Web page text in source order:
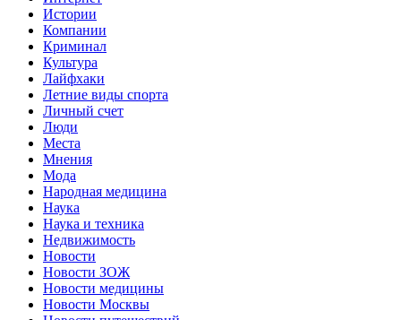
Истории
Компании
Криминал
Культура
Лайфхаки
Летние виды спорта
Личный счет
Люди
Места
Мнения
Мода
Народная медицина
Наука
Наука и техника
Недвижимость
Новости
Новости ЗОЖ
Новости медицины
Новости Москвы